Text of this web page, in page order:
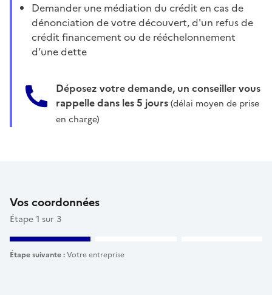
Demander une médiation du crédit en cas de
dénonciation de votre découvert, d'un refus de
crédit financement ou de rééchelonnement
d’une dette
Déposez votre demande, un conseiller vous
rappelle dans les 5 jours(délai moyen de prise
en charge)
Étape 1 sur 3
Vos coordonnées
Étape suivante :Votre entreprise